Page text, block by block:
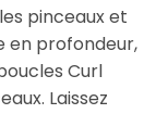
pinceaux et
en profondeur,
Curl
Laissez